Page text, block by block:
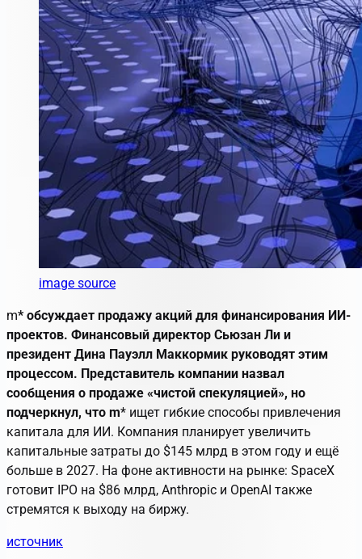
image source
m* обсуждает продажу акций для финансирования ИИ-
проектов. Финансовый директор Сьюзан Ли и
президент Дина Пауэлл Маккормик руководят этим
процессом. Представитель компании назвал
сообщения о продаже «чистой спекуляцией», но
подчеркнул, что m* ищет гибкие способы привлечения
капитала для ИИ. Компания планирует увеличить
капитальные затраты до $145 млрд в этом году и ещё
больше в 2027. На фоне активности на рынке: SpaceX
готовит IPO на $86 млрд, Anthropic и OpenAI также
стремятся к выходу на биржу.
источник